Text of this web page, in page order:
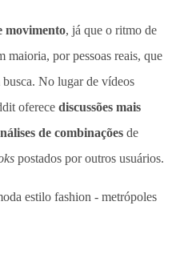
movimento, já que o ritmo de
maioria, por pessoas reais, que
busca. No lugar de vídeos
oferece discussões mais
de combinações de
postados por outros usuários.